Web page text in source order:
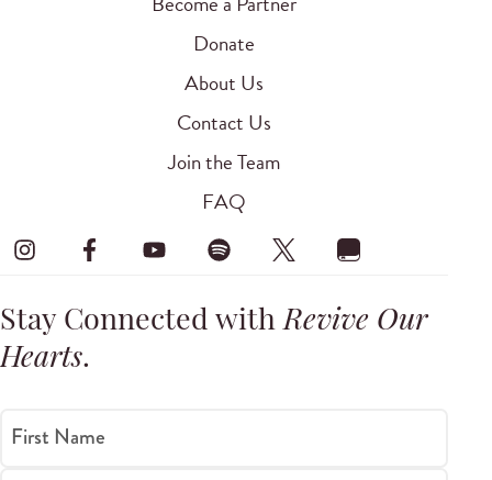
Donate
About Us
Contact Us
Join the Team
FAQ
Stay Connected withRevive Our
Hearts.
First Name